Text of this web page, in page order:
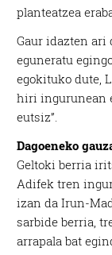
planteatzea
Gaur idazten
eguneratu
egokituko dute,
hiri ingurunean
eutsiz”.
Dagoeneko
Geltoki berria
Adifek tren
izan da Irun-
sarbide berria,
arrapala bat